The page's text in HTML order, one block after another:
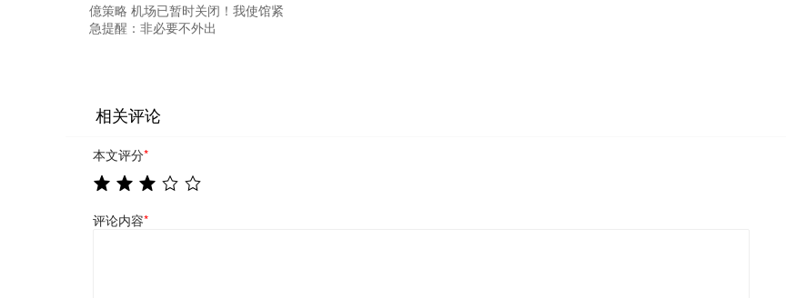
億策略 机场已暂时关闭！我使馆紧
急提醒：非必要不外出
相关评论
本文评分*
评论内容*